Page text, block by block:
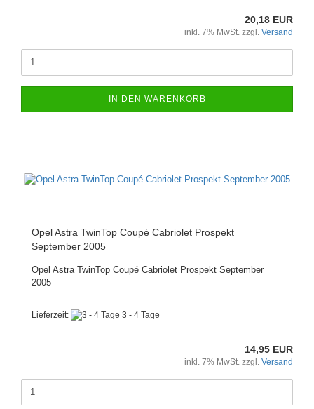
20,18 EUR
inkl. 7% MwSt. zzgl. Versand
IN DEN WARENKORB
Opel Astra TwinTop Coupé Cabriolet Prospekt
September 2005
Opel Astra TwinTop Coupé Cabriolet Prospekt September
2005
Lieferzeit: 3 - 4 Tage
14,95 EUR
inkl. 7% MwSt. zzgl. Versand